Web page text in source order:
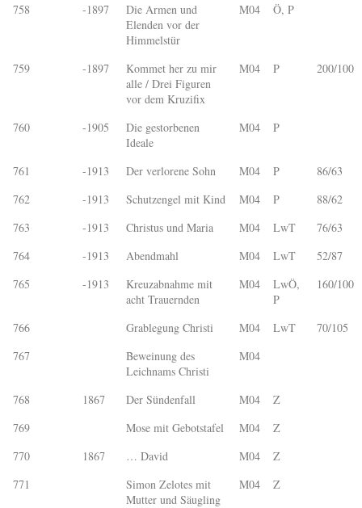
758 -1897
Die Armen und
Elenden vor der
Himmelstür
M04 Ö, P
759 -1897
Kommet her zu mir
alle / Drei Figuren
vor dem Kruzifix
M04 P 200/100
760 -1905
Die gestorbenen
Ideale
M04 P
761 -1913 Der verlorene Sohn M04 P
86/63
762
-1913 Schutzengel mit Kind M04 P
88/62
763
-1913 Christus und Maria M04 LwT
76/63
764
-1913 Abendmahl M04 LwT
52/87
765
-1913
Kreuzabnahme mit
acht Trauernden
M04
LwÖ,
P
160/100
766 Grablegung Christi M04 LwT
70/105
767
Beweinung des
Leichnams Christi
M04
768 1867 Der Sündenfall M04
Z
769
Mose mit Gebotstafel M04
Z
770
1867 … David M04
Z
771
Simon Zelotes mit
Mutter und Säugling
M04 Z